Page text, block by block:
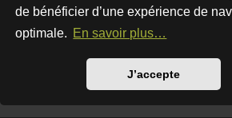
de bénéficier d’une expérience de
optimale. En savoir plus…
J’accepte
« Afficher vos messages » dans le panneau de
soit en cliquant sur le lien « Rechercher les
sur la page de votre propre profil ou soit en
« Raccourcis » situé sur la partie supérieure
recherche de vos propres sujets, utilisez la
remplissez convenablement les options qui